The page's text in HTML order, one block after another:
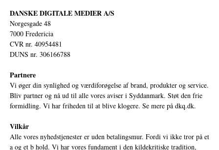
DANSKE DIGITALE MEDIER A/S
Norgesgade 48
7000 Fredericia
CVR nr. 40954481
DUNS nr. 306166788
Partnere
Vi øger din synlighed og værdiforøgelse af brand, produkter og service.
Bliv partner og nå ud til alle vores aviser i Syddanmark. Støt den frie
formidling. Vi har friheden til at blive klogere. Se mere på dkq.dk.
Vilkår
Alle vores nyhedstjenester er uden betalingsmur. Fordi vi ikke tror på et
a og et b hold. Vi har vores fundament i den kildekritiske tradition,